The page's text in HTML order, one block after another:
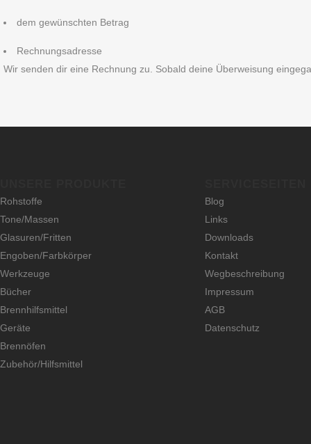
dem gewünschten Betrag
Rechnungsadresse
Wir senden dir eine Rechnung zu. Sobald deine Überweisung
Rohstoffe
Tone/Massen
Glasuren/Fritten
Engoben/Farbkörper
Werkzeuge
Bücher
Brennhilfsmittel
Geräte
Brennöfen
Zubehör/Hilfsmittel
Blog
Links
Downloads
Kontakt
Wegbeschreibung
Impressum
AGB
Datenschutz